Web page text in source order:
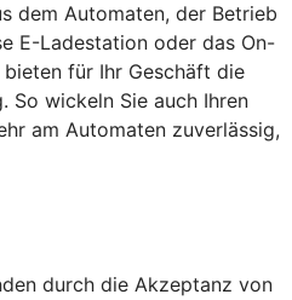
dem Automaten, der Betrieb
E-Ladestation oder das On-
für Ihr Geschäft die
So wickeln Sie auch Ihren
am Automaten zuverlässig,
durch die Akzeptanz von